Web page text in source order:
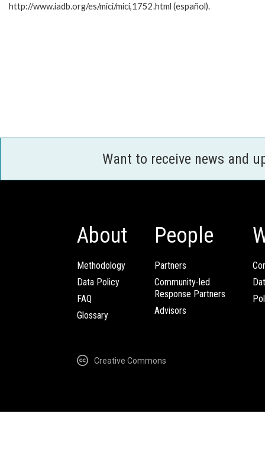
http://www.iadb.org/es/mici/mici,1752.html (español).
Want to receive news and
About
Methodology
Data Policy
FAQ
Glossary
People
Partners
Community-led
Response Partners
Advisors
Creative Commons